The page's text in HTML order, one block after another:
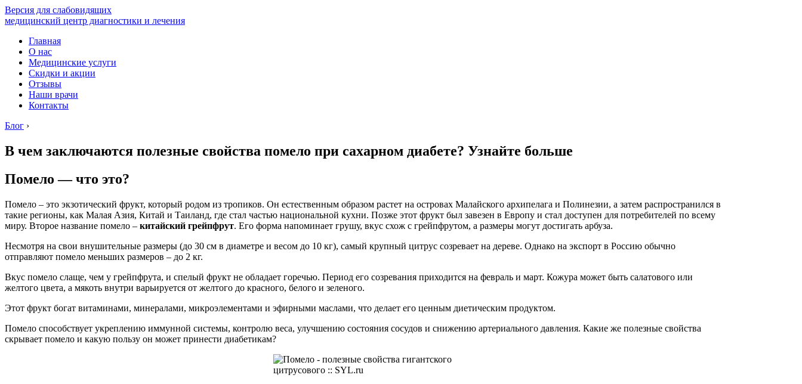
Версия для слабовидящих
медицинский центр диагностики и лечения
Главная
О нас
Медицинские услуги
Скидки и акции
Отзывы
Наши врачи
Контакты
Блог ›
В чем заключаются полезные свойства помело при сахарном диабете? Узнайте больше
Помело — что это?
Помело – это экзотический фрукт, который родом из тропиков. Он естественным образом растет на островах Малайского архипелага и Полинезии, а затем распространился в
такие регионы, как Малая Азия, Китай и Таиланд, где стал частью национальной кухни. Позже этот фрукт был завезен в Европу и стал доступен для потребителей по всему
миру. Второе название помело – китайский грейпфрут. Его форма напоминает грушу, вкус схож с грейпфрутом, а размеры могут достигать арбуза.
Несмотря на свои внушительные размеры (до 30 см в диаметре и весом до 10 кг), самый крупный цитрус созревает на дереве. Однако на экспорт в Россию обычно
отправляют помело меньших размеров – до 2 кг.
Вкус помело слаще, чем у грейпфрута, и спелый фрукт не обладает горечью. Период его созревания приходится на февраль и март. Кожура может быть салатового или
желтого цвета, а мякоть внутри варьируется от желтого до красного, белого и зеленого.
Этот фрукт богат витаминами, минералами, микроэлементами и эфирными маслами, что делает его ценным диетическим продуктом.
Помело способствует укреплению иммунной системы, контролю веса, улучшению состояния сосудов и снижению артериального давления. Какие же полезные свойства
скрывает помело и какую пользу он может принести диабетикам?